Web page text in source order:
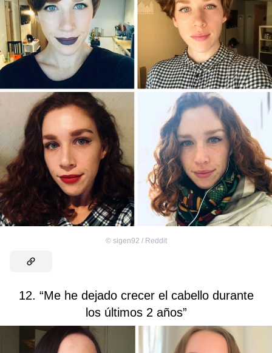
© sigen92 / Reddit
12. “Me he dejado crecer el cabello durante
los últimos 2 años”